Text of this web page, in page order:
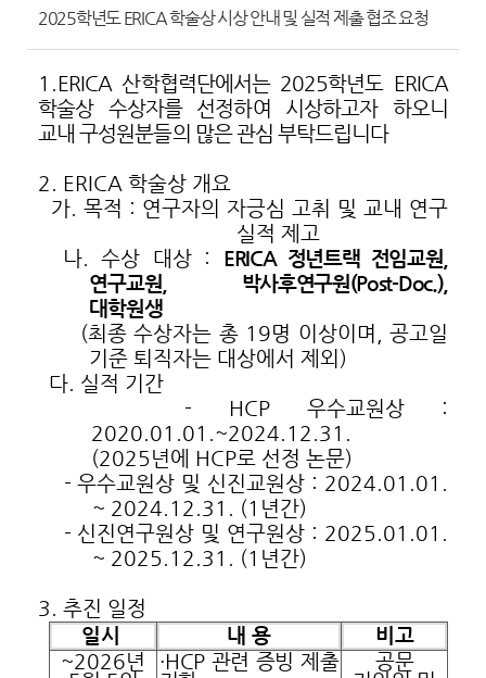
2025학년도 ERICA 학술상 시상 안내 및 실적 제출 협조 요청
1. ERICA 산학협력단에서는 2025학년도 ERICA
학술상 수상자를 선정하여 시상하고자 하오니
교내 구성원분들의 많은 관심 부탁드립니다
2. ERICA 학술상 개요
가. 목적 : 연구자의 자긍심 고취 및 교내 연구
실적 제고
나. 수상 대상 : ERICA 정년트랙 전임교원,
연구교원, 박사후연구원(Post-Doc.),
대학원생
(최종 수상자는 총 19명 이상이며, 공고일
기준 퇴직자는 대상에서 제외)
다. 실적 기간
- HCP 우수교원상 :
2020.01.01.~2024.12.31.
(2025년에 HCP로 선정 논문)
- 우수교원상 및 신진교원상 : 2024.01.01.
~ 2024.12.31. (1년간)
- 신진연구원상 및 연구원상 : 2025.01.01.
~ 2025.12.31. (1년간)
3. 추진 일정
일시
내 용
비고
~2026년
·HCP 관련 증빙 제출
공문